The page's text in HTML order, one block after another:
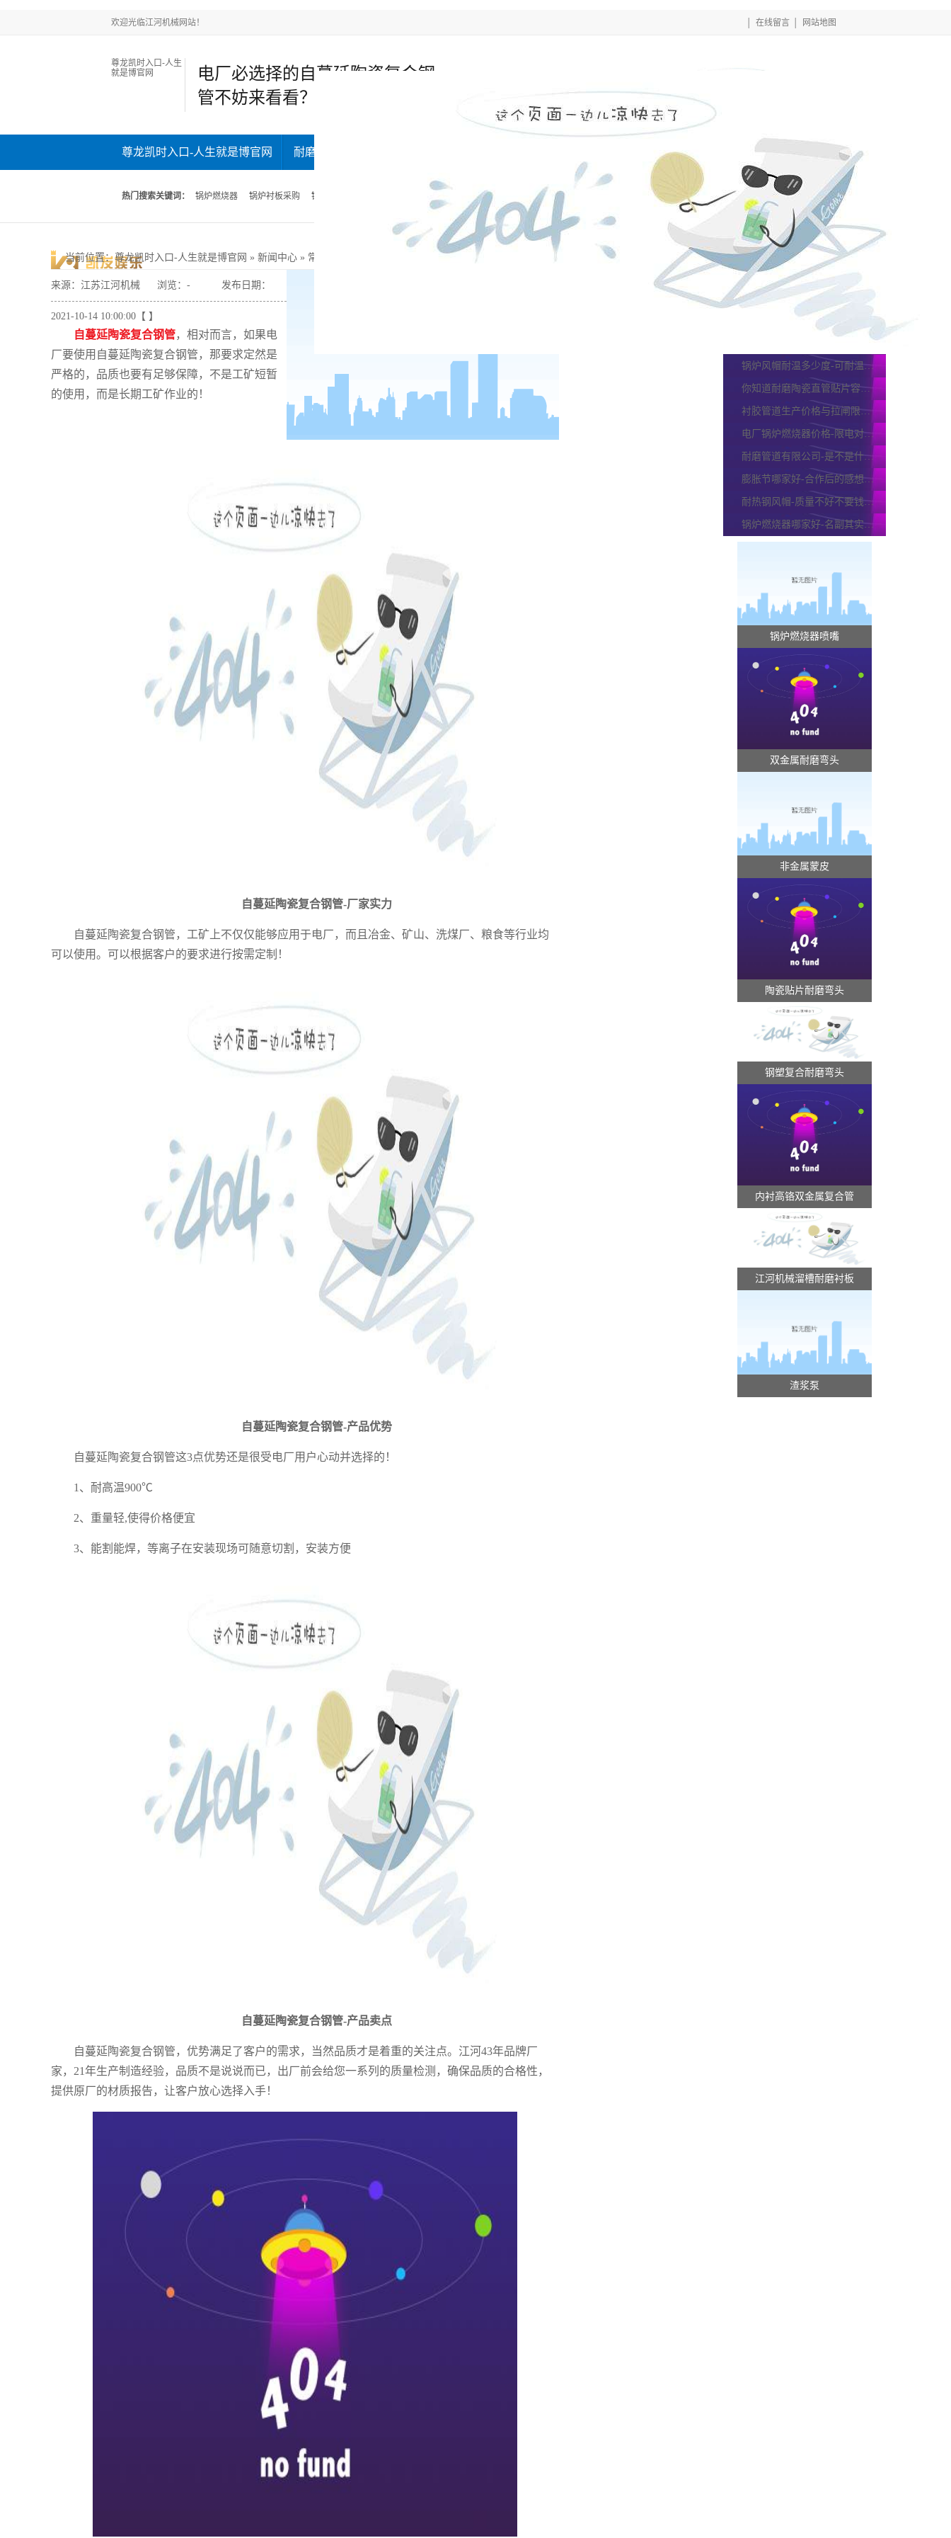
在线留言 网站地图
欢迎光临江河机械网站！
尊龙凯时入口-人生
就是博官网
电厂必选择的自蔓延陶瓷复合钢
管不妨来看看？-尊龙凯时入口
尊龙凯时入口-人生就是博官网 耐磨陶瓷管 人生就是博官网的产品中心 项目案例
热门搜索关键词： 锅炉燃烧器 锅炉衬板采购 锅炉风帽
当前位置：尊龙凯时入口-人生就是博官网 » 新闻中心 » 常见问题 电厂必选择的自蔓延陶瓷复合钢管不妨来看看？
来源：江苏江河机械 浏览： - 发布日期：
2021-10-14 10:00:00【 】
自蔓延陶瓷复合钢管， 相对而言，如果电
厂要使用 自蔓延陶瓷复合钢管 ， 那要求定然是
严格的，品质也要有足够保障，不是工矿短暂
的使用，而是长期工矿作业的！
自蔓延陶瓷复合钢管-厂家实力
自蔓延陶瓷复合钢管 ， 工矿上不仅仅能够应用于电厂，而且冶金、矿山、洗煤厂、粮食等行业均
可以使用。可以根据客户的要求进行按需定制！
自蔓延陶瓷复合钢管-产品优势
自蔓延陶瓷复合钢管这3点优势还是很受电厂用户心动并选择的！
1、耐高温900℃
2、重量轻,使得价格便宜
3、能割能焊，等离子在安装现场可随意切割，安装方便
自蔓延陶瓷复合钢管-产品卖点
自蔓延陶瓷复合钢管 ， 优势满足了客户的需求，当然品质才是着重的关注点。江河43年品牌厂
家，21年生产制造经验，品质不是说说而已，出厂前会给您一系列的质量检测，确保品质的合格性，
提供原厂的材质报告，让客户放心选择入手！
相关常见问题
锅炉风帽耐温多少度-可耐温800-1250℃不变形[江河]
你知道耐磨陶瓷直管贴片容易脱落的原因吗?
衬胶管道生产价格与拉闸限电后的价格成正比吗？
电厂锅炉燃烧器价格-限电对燃烧器价格有影响吗？
耐磨管道有限公司-是不是什么材质都有呢？
膨胀节哪家好-合作后的感想[江河]
耐热钢风帽-质量不好不要钱你会心动吗？
锅炉燃烧器哪家好-名副其实的厂家[江河]
锅炉燃烧器喷嘴
双金属耐磨弯头
非金属蒙皮
陶瓷贴片耐磨弯头
钢塑复合耐磨弯头
内衬高铬双金属复合管
江河机械溜槽耐磨衬板
渣浆泵